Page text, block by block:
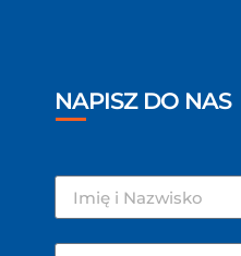
NAPISZ DO NAS